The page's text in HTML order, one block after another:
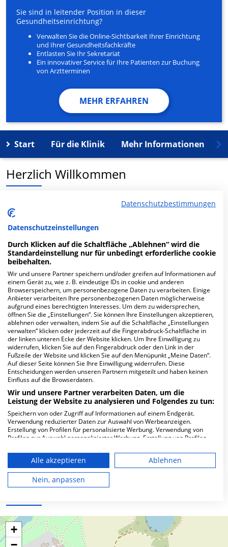
Sie sind in leitender Position in dieser
Gesundheitseinrichtung?
Verwalten Sie die Online-Sichtbarkeit Ihrer Einrichtung
und Ihrer Gesundheitsfachkräfte
Entlasten Sie Ihr Sekretariat
Ein innovativer Service für Ihre Patienten zur Buchung
von Arztterminen
MEHR ERFAHREN
Start Für die Klinik Mehr Informationen
Herzlich Willkommen
MVZ Hochfranken-Hauptstandort GmbH in der
Heiligengrabstr. 16 ist ein medizinisches
Versorgungszentrum in Hof.
Mehr Informationen
FAQ
Hier ﬁnden Sie häuﬁg gestellte Fragen zu dieser Klinik.
Wie lautet die Adresse von MVZ Hochfranken-
Hauptstandort GmbH?
95028 Hof
Wie ist die Telefonnummer von MVZ
+
Datenschutzbestimmungen
Datenschutzeinstellungen
Durch Klicken auf die Schaltfläche „Ablehnen“ wird die
Standardeinstellung nur für unbedingt erforderliche cookie
beibehalten.
Wir und unsere Partner speichern und/oder greifen auf Informationen auf
einem Gerät zu, wie z. B. eindeutige IDs in cookie und anderen
Browserspeichern, um personenbezogene Daten zu verarbeiten. Einige
Anbieter verarbeiten Ihre personenbezogenen Daten möglicherweise
aufgrund eines berechtigten Interesses. Um dem zu widersprechen,
öffnen Sie die „Einstellungen“. Sie können Ihre Einstellungen akzeptieren,
ablehnen oder verwalten, indem Sie auf die Schaltfläche „Einstellungen
verwalten“ klicken oder jederzeit auf die Fingerabdruck-Schaltfläche in
der linken unteren Ecke der Website klicken. Um Ihre Einwilligung zu
widerrufen, klicken Sie auf den Fingerabdruck oder den Link in der
Fußzeile der Website und klicken Sie auf den Menüpunkt „Meine Daten“.
Auf dieser Seite können Sie Ihre Einwilligung widerrufen. Diese
Entscheidungen werden unseren Partnern mitgeteilt und haben keinen
Einfluss auf die Browserdaten.
Wir und unsere Partner verarbeiten Daten, um die
Leistung der Website zu analysieren und Folgendes zu tun:
Speichern von oder Zugriff auf Informationen auf einem Endgerät.
Verwendung reduzierter Daten zur Auswahl von Werbeanzeigen.
Erstellung von Profilen für personalisierte Werbung. Verwendung von
Profilen zur Auswahl personalisierter Werbung. Erstellung von Profilen
personalisierter Inhalte. Messung der Werbeleistung. Messung der
Performance von Inhalten. Analyse von Zielgruppen durch Statistiken
oder Kombinationen von Daten aus verschiedenen Quellen. Entwicklung
und Verbesserung der Angebote. Verwendung reduzierter Daten zur
Auswahl von Inhalten.
die USA gesendet werden.
Ihre Einwilligung und die cookie Richtlinie gelten ausschließlich für diese
Website/App.
Partnerliste anzeigen (1 IAB-Anbieter)
Alle akzeptieren
Ablehnen
Nein, anpassen